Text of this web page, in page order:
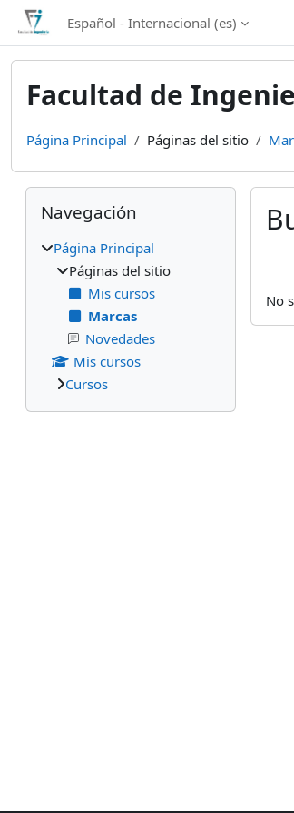
Salta al contenido principal
Español - Internacional ‎(es)‎
Facultad de
Página Principal Páginas del sitio
No
Bloques
Salta Navegación
Navegación
Página Principal
Páginas del sitio
Mis cursos
Marcas
Novedades
Mis cursos
Cursos